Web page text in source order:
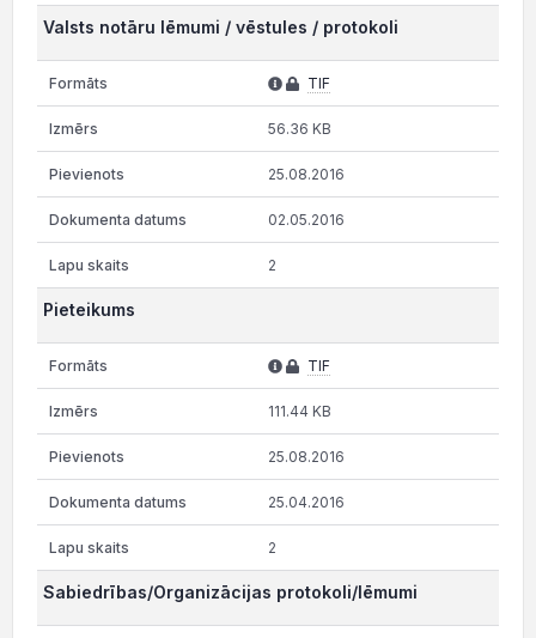
Valsts notāru lēmumi / vēstules / protokoli
TIF
56.36 KB
25.08.2016
02.05.2016
2
Pieteikums
TIF
111.44 KB
25.08.2016
25.04.2016
2
Sabiedrības/Organizācijas protokoli/lēmumi